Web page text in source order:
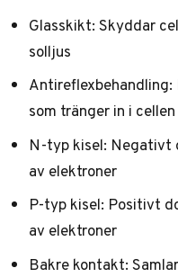
Glasskikt: Skyddar
solljus
Antireflexbehandling:
som tränger in i cellen
N-typ kisel: Negativt
av elektroner
P-typ kisel: Positivt
av elektroner
Bakre kontakt: